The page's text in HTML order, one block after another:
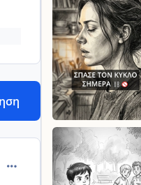
comment_14635